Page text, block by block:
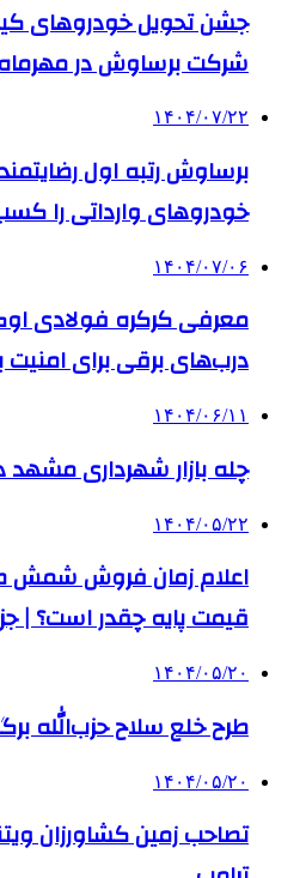
جشن تحویل خودروهای
شرکت برساوش در مهرماه
۱۴۰۴/۰۷/۲۲
برساوش رتبه اول
خودروهای وارداتی را
۱۴۰۴/۰۷/۰۶
درب‌های برقی برای امنیت
۱۴۰۴/۰۶/۱۱
چله بازار شهرداری مشهد در ۱۴۰۴ برگزار
۱۴۰۴/۰۵/۲۲
اعلام زمان فروش شمش
قیمت پایه چقدر است؟ |
۱۴۰۴/۰۵/۲۰
طرح خلع سلاح حزب‌الله
۱۴۰۴/۰۵/۲۰
تصاحب زمین کشاورزان